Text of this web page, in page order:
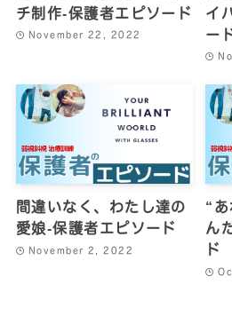
チ制作‐保護者エピソード
November 22, 2022
イ
ー
間違いなく、わたし達の
愛娘‐保護者エピソード
November 2, 2022
“
ん
ド